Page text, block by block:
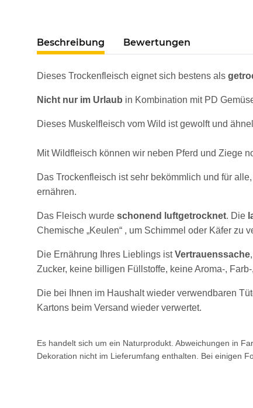
Beschreibung Bewertungen
Dieses Trockenfleisch eignet sich bestens als
Nicht nur im Urlaub in Kombination mit PD
Dieses Muskelfleisch vom Wild ist gewolft und
Mit Wildfleisch können wir neben Pferd und Ziege
Das Trockenfleisch ist sehr bekömmlich und für
ernähren.
Das Fleisch wurde schonend luftgetrocknet. Die
Chemische „Keulen“ , um Schimmel oder Käfer zu
Die Ernährung Ihres Lieblings ist Vertrauenssache
Zucker, keine billigen Füllstoffe, keine Aroma-,
Die bei Ihnen im Haushalt wieder verwendbaren
Kartons beim Versand wieder verwertet.
Es handelt sich um ein Naturprodukt. Abweichungen in
Dekoration nicht im Lieferumfang enthalten. Bei einigen